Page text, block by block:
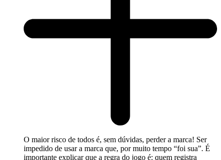
O maior risco de todos é, sem dúvidas, perder a marca! Ser
impedido de usar a marca que, por muito tempo “foi sua”. É
importante explicar que a regra do jogo é: quem registra